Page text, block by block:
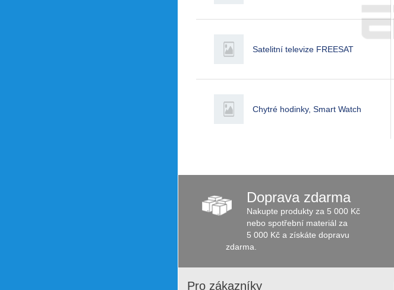
Satelitní televize FREESAT
Chytré hodinky, Smart Watch
Doprava zdarma
Nakupte produkty za 5 000 Kč
nebo spotřební materiál za
5 000 Kč a získáte dopravu
zdarma.
Pro zákazníky